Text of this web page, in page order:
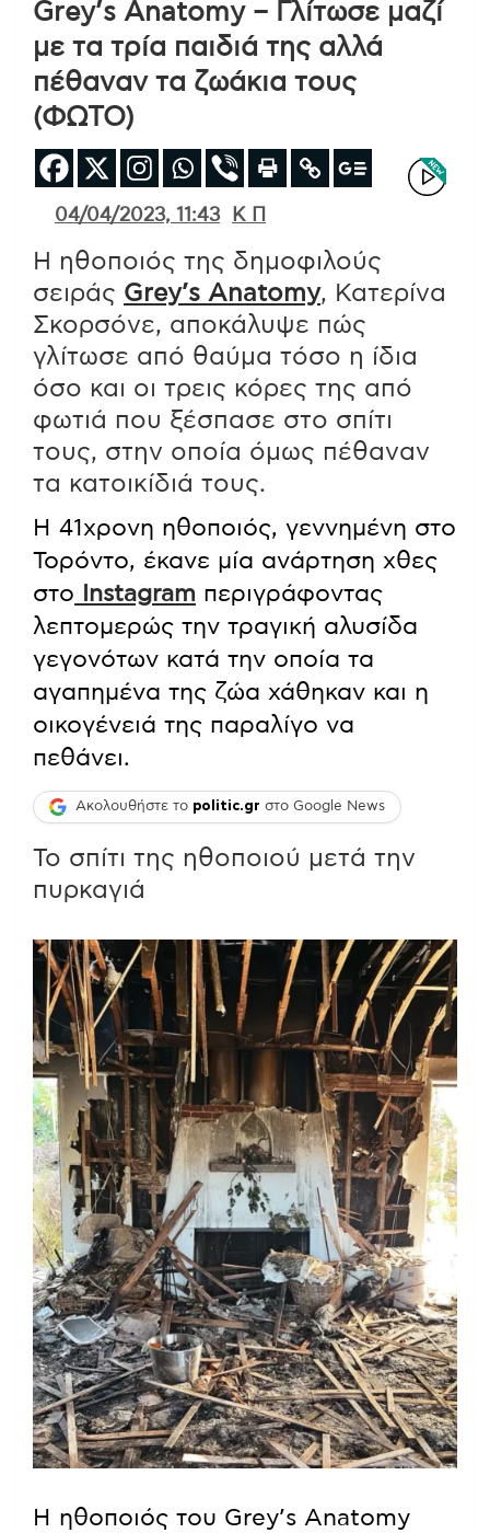
Grey’s Anatomy – Γλίτωσε μαζί
με τα τρία παιδιά της αλλά
πέθαναν τα ζωάκια τους
(ΦΩΤΟ)
04/04/2023, 11:43 Κ Π
H ηθοποιός της δημοφιλούς
σειράς Grey’s Anatomy, Κατερίνα
Σκορσόνε, αποκάλυψε πώς
γλίτωσε από θαύμα τόσο η ίδια
όσο και οι τρεις κόρες της από
φωτιά που ξέσπασε στο σπίτι
τους, στην οποία όμως πέθαναν
τα κατοικίδιά τους.
Η 41χρονη ηθοποιός, γεννημένη στο
Τορόντο, έκανε μία ανάρτηση χθες
στο Instagram περιγράφοντας
λεπτομερώς την τραγική αλυσίδα
γεγονότων κατά την οποία τα
αγαπημένα της ζώα χάθηκαν και η
οικογένειά της παραλίγο να
πεθάνει.
Ακολουθήστε το politic.gr στο Google News
Το σπίτι της ηθοποιού μετά την
πυρκαγιά
Η ηθοποιός του Grey’s Anatomy